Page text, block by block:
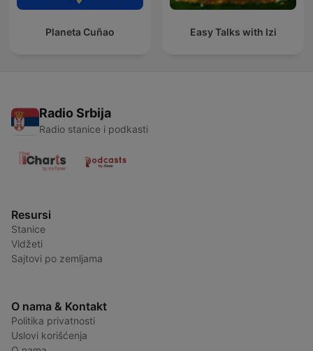
Planeta Cuñao Easy Talks with Izi
Radio Srbija
Radio stanice i podkasti
Resursi
Stanice
Vidžeti
Sajtovi po zemljama
O nama & Kontakt
Politika privatnosti
Uslovi korišćenja